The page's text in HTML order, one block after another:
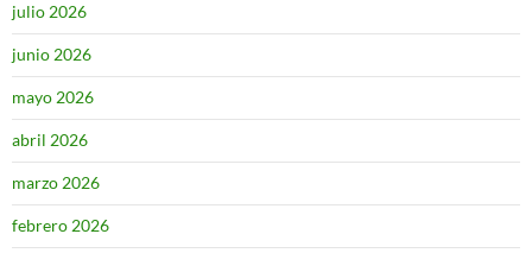
julio 2026
junio 2026
mayo 2026
abril 2026
marzo 2026
febrero 2026